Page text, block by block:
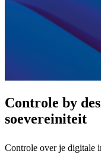
Controle by
soevereiniteit
Controle over je digitale